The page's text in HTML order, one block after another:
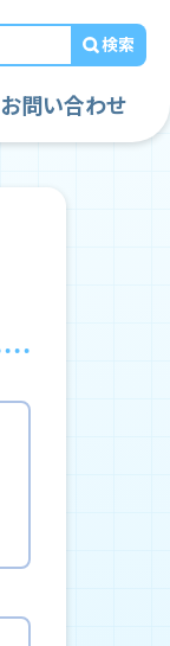
検索
お問い合わせ